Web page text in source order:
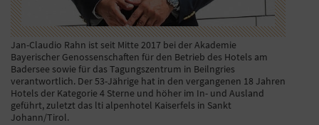
Jan-Claudio Rahn ist seit Mitte 2017 bei der Akademie
Bayerischer Genossenschaften für den Betrieb des Hotels am
Badersee sowie für das Tagungszentrum in Beilngries
verantwortlich. Der 53-Jährige hat in den vergangenen 18 Jahren
Hotels der Kategorie 4 Sterne und höher im In- und Ausland
geführt, zuletzt das lti alpenhotel Kaiserfels in Sankt
Johann/Tirol.